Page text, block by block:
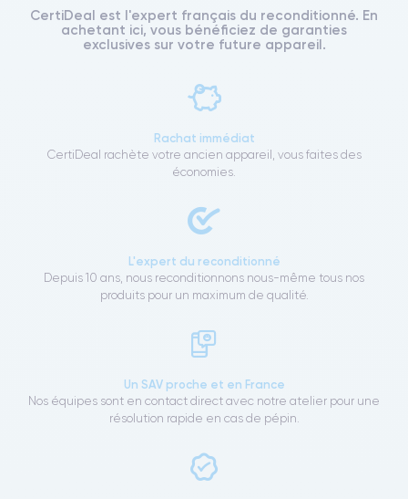
CertiDeal est l'expert français du reconditionné. En
achetant ici, vous bénéficiez de garanties
exclusives sur votre future appareil.
Rachat immédiat
CertiDeal rachète votre ancien appareil, vous faites des
économies.
L'expert du reconditionné
Depuis 10 ans, nous reconditionnons nous-même tous nos
produits pour un maximum de qualité.
Un SAV proche et en France
Nos équipes sont en contact direct avec notre atelier pour une
résolution rapide en cas de pépin.